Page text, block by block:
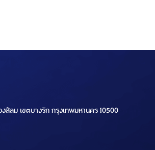
สีลม เขตบางรัก กรุงเทพมหานคร 10500